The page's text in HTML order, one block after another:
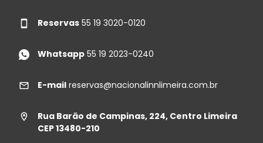
Reservas 55 19 3020-0120
Whatsapp 55 19 2023-0240
E-mail reservas@nacionalinnlimeira.com.br
Rua Barão de Campinas, 224, Centro Limeira
CEP 13480-210